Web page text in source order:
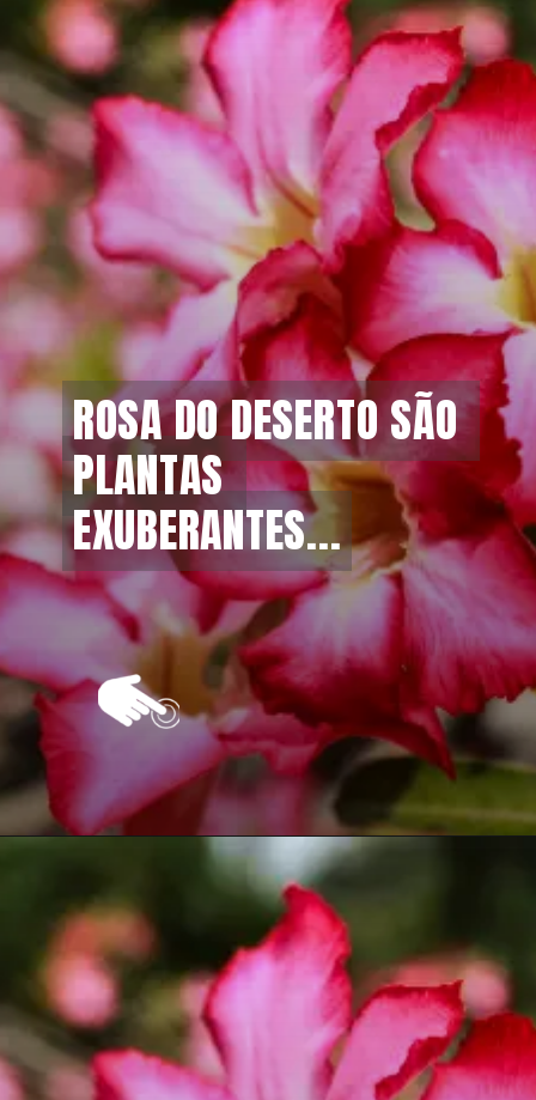
ROSA DO DESERTO SÃO
PLANTAS
EXUBERANTES...
ROSA DO DESERTO SÃO
PLANTAS
EXUBERANTES...